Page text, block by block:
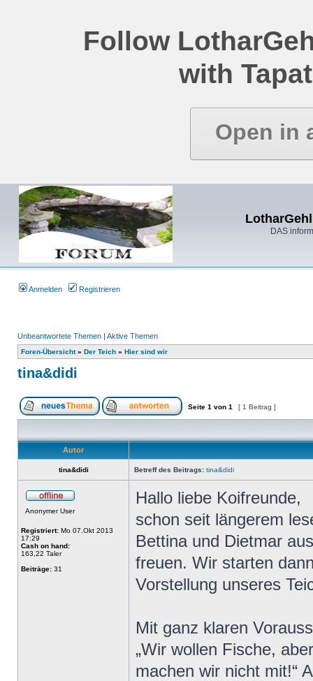
Follow
with
Open in
DAS
Anmelden Registrieren
Unbeantwortete Themen | Aktive Themen
Foren-Übersicht» Der Teich » Hier sind wir
tina&didi
Seite 1 von 1 [ 1 Beitrag ]
Autor
tina&didi Betreff des Beitrags: tina&didi
Anonymer User
Registriert: Mo 07.Okt 2013
17:29
Cash on hand:
163,22 Taler
Beiträge: 31
Hallo liebe Koifreunde,
schon seit längerem
Bettina und Dietmar
freuen. Wir starten
Vorstellung unseres
Mit ganz klaren
„Wir wollen Fische,
machen wir nicht mit!“